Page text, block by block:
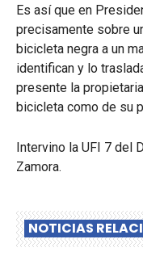
Es así que en
precisamente sobre
bicicleta negra a un
identifican y lo
presente la
bicicleta como de su
Intervino la UFI 7 del
Zamora.
NOTICIAS